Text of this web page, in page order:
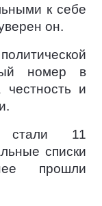
к себе
он.
номер в
честность и
стали 11
списки
прошли